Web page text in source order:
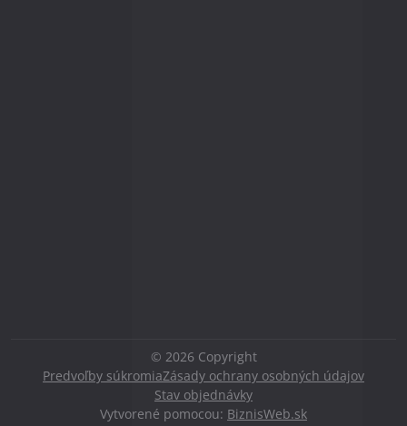
© 2026 Copyright
Predvoľby súkromiaZásady ochrany osobných údajov
Stav objednávky
Vytvorené pomocou: BiznisWeb.sk